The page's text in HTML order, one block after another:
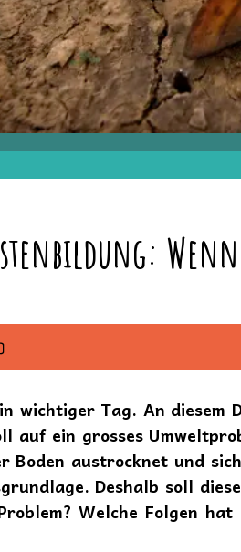
wichtiger Tag. An
auf ein grosses
Boden austrocknet und
Deshalb soll
Welche Folgen